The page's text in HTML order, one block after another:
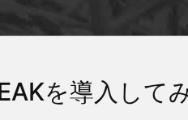
を導入して